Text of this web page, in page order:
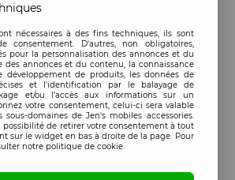
nécessaires à des fins techniques, ils sont
consentement. D'autres, non obligatoires,
pour la personnalisation des annonces et du
des annonces et du contenu, la connaissance
développement de produits, les données de
et l'identification par le balayage de
et/ou l'accès aux informations sur un
votre consentement, celui-ci sera valable
sous-domaines de Jen's mobiles accessories.
possibilité de retirer votre consentement à tout
sur le widget en bas à droite de la page. Pour
notre politique de cookie.